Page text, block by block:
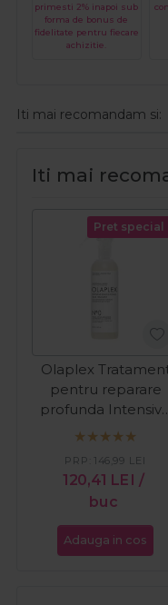
primesti 2% inapoi sub
forma de bonus de
fidelitate pentru fiecare
achizitie.
Iti mai recomandam si:
Iti mai
Pret special
Olaplex
pentru reparare
profunda
Bond Building nr. 0
120,41 LEI /
buc
PRP: 146,99 LEI
Adauga in cos